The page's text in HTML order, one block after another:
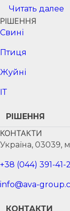
Читать далее
РІШЕННЯ
Cвині
Птиця
Жуйні
ІТ
РІШЕННЯ
КОНТАКТИ
Україна, 03039,
+38 (044) 391-41-
info@ava-
КОНТАКТИ